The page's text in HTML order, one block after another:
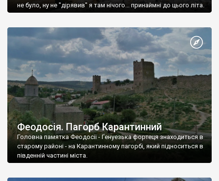
не було, ну не "дірявив" я там нічого... принаймні до цього літа.
Феодосія. Пагорб Карантинний
Головна памятка Феодосії - Генуезька фортеця знаходиться в
старому районі - на Карантинному пагорбі, який підноситься в
південній частині міста.